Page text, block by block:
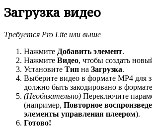
Загрузка видео
Требуется Pro Lite или выше
Нажмите Добавить элемент.
Нажмите Видео, чтобы создать
Установите Тип на Загрузка.
Выберите видео в формате MP4 для
должно быть закодировано в формате
(Необязательно) Переключите
(например, Повторное
элементы управления плеером).
Готово!